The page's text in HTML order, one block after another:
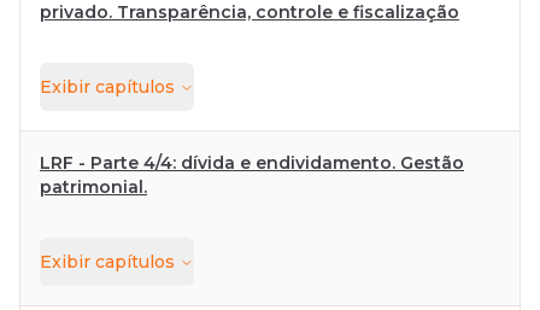
privado. Transparência, controle e fiscalização
Exibir capítulos
LRF - Parte 4/4: dívida e endividamento. Gestão
patrimonial.
Exibir capítulos